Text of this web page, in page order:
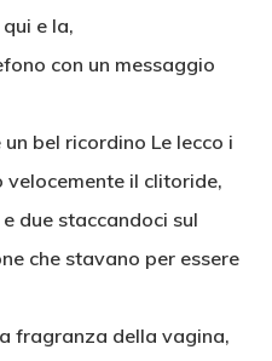
e la,
con un messaggio
bel ricordino Le lecco i
il clitoride,
due staccandoci sul
che stavano per essere
fragranza della vagina,